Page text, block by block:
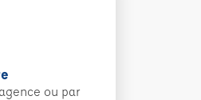
ou par